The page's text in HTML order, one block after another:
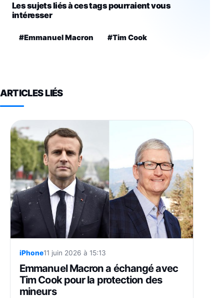
Les sujets liés à ces tags pourraient vous
intéresser
#Emmanuel Macron #Tim Cook
ARTICLES LIÉS
iPhone11 juin 2026 à 15:13
Emmanuel Macron a échangé avec
Tim Cook pour la protection des
mineurs